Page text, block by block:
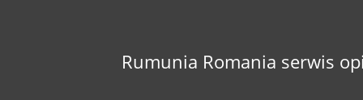
Rumunia Romania serwis